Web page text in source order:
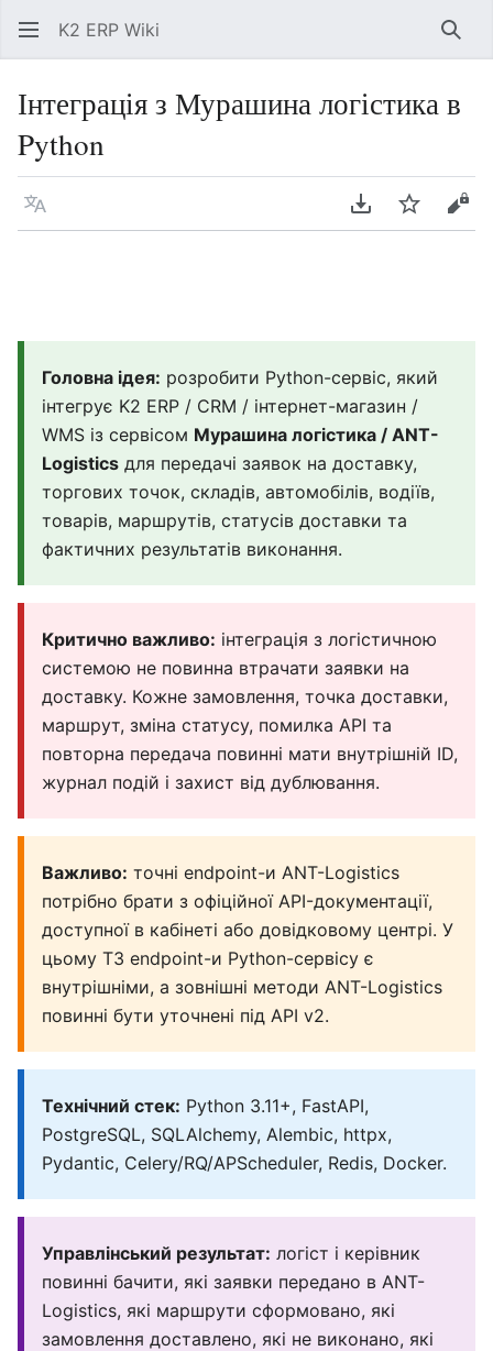
K2 ERP Wiki
Інтеграція з Мурашина логістика в
Python
Мова Завантажити
Головна ідея: розробити Python-сервіс, який
інтегрує K2 ERP / CRM / інтернет-магазин /
WMS із сервісом Мурашина логістика / ANT-
Logistics для передачі заявок на доставку,
торгових точок, складів, автомобілів, водіїв,
товарів, маршрутів, статусів доставки та
фактичних результатів виконання.
Критично важливо: інтеграція з логістичною
системою не повинна втрачати заявки на
доставку. Кожне замовлення, точка доставки,
маршрут, зміна статусу, помилка API та
повторна передача повинні мати внутрішній ID,
журнал подій і захист від дублювання.
Важливо: точні endpoint-и ANT-Logistics
потрібно брати з офіційної API-документації,
доступної в кабінеті або довідковому центрі. У
цьому ТЗ endpoint-и Python-сервісу є
внутрішніми, а зовнішні методи ANT-Logistics
повинні бути уточнені під API v2.
Технічний стек: Python 3.11+, FastAPI,
PostgreSQL, SQLAlchemy, Alembic, httpx,
Pydantic, Celery/RQ/APScheduler, Redis, Docker.
Управлінський результат: логіст і керівник
повинні бачити, які заявки передано в ANT-
Logistics, які маршрути сформовано, які
замовлення доставлено, які не виконано, які